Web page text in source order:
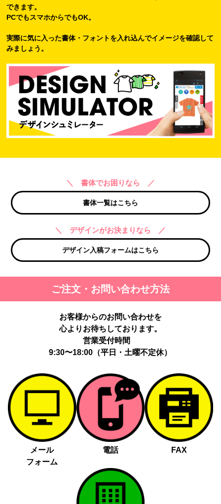
できます。
PCでもスマホからでもOK。
実際に気に入った書体・フォントを入れ込んでイメージを確認して
みましょう。
＼ 書体でお困りなら ／
書体一覧はこちら
＼ デザインがお決まりなら ／
デザイン入稿フォームはこちら
ご注文・お問い合わせ方法
お客様からのお問い合わせを
心よりお待ちしております。
営業受付時間
9:30〜18:00（平日・土曜不定休）
メール
フォーム
電話 FAX